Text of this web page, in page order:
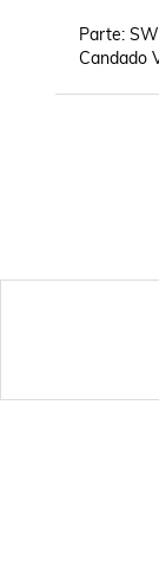
Parte:
Candado